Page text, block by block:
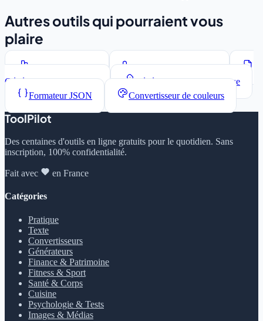
Autres outils qui pourraient vous
plaire
Compteur de mots
Convertisseur de casse
Générateur Lorem Ipsum
Générateur de mots de passe
Formateur JSON
Convertisseur de couleurs
ToolPilot
Des centaines d'outils en ligne gratuits pour le quotidien. Sans
inscription, 100% confidentialité.
Fait avec en France
Catégories
Pratique
Texte
Convertisseurs
Générateurs
Finance & Patrimoine
Fitness & Sport
Santé & Corps
Cuisine
Psychologie & Tests
Images & Médias